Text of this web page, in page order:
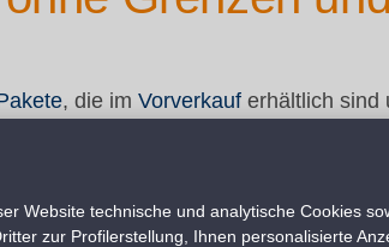
, die im Vorverkauf erhältlich sind
Sie sind nicht an die Art der
passt.
Website technische und analytische Cookies
zur Profilerstellung, Ihnen personalisierte